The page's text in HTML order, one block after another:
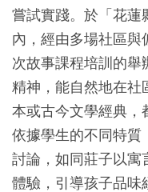
嘗試實踐。於「花蓮
內，經由多場社區與
次故事課程培訓的舉
精神，能自然地在社
本或古今文學經典，
依據學生的不同特質
討論，如同莊子以寓
體驗，引導孩子品味